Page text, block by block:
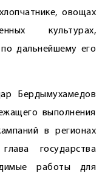
овощах
культурах,
дальнейшему его
Бердымухамедов
выполнения
в регионах
государства
работы для